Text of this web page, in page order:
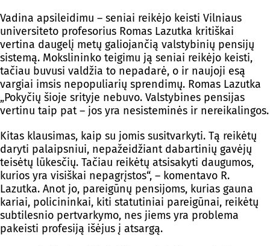
Vadina apsileidimu – seniai reikėjo keisti Vilniaus
universiteto profesorius Romas Lazutka kritiškai
vertina daugelį metų galiojančią valstybinių pensijų
sistemą. Mokslininko teigimu ją seniai reikėjo keisti,
tačiau buvusi valdžia to nepadarė, o ir naujoji esą
vargiai imsis nepopuliarių sprendimų. Romas Lazutka
„Pokyčių šioje srityje nebuvo. Valstybines pensijas
vertinu taip pat – jos yra nesisteminės ir nereikalingos.
Kitas klausimas, kaip su jomis susitvarkyti. Tą reikėtų
daryti palaipsniui, nepažeidžiant dabartinių gavėjų
teisėtų lūkesčių. Tačiau reikėtų atsisakyti daugumos,
kurios yra visiškai nepagrįstos“, – komentavo R.
Lazutka. Anot jo, pareigūnų pensijoms, kurias gauna
kariai, policininkai, kiti statutiniai pareigūnai, reikėtų
subtilesnio pertvarkymo, nes jiems yra problema
pakeisti profesiją išėjus į atsargą.